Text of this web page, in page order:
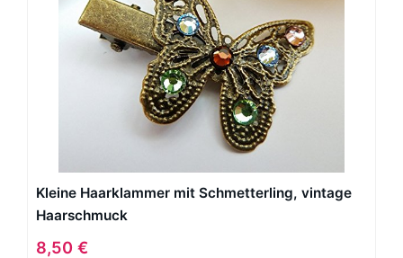
Kleine Haarklammer mit Schmetterling, vintage
Haarschmuck
8,50 €